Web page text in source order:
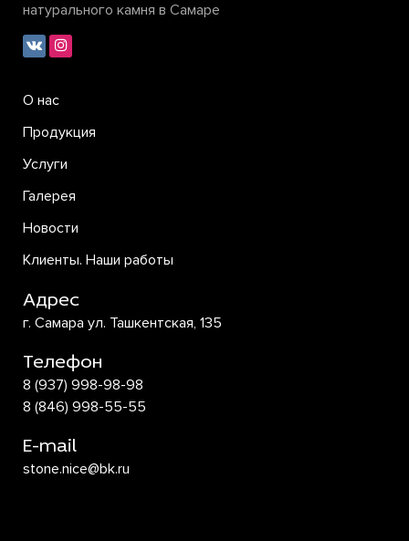
натурального камня в Самаре
О нас
Продукция
Услуги
Галерея
Новости
Клиенты. Наши работы
Адрес
г. Самара ул. Ташкентская, 135
Телефон
8 (937) 998-98-98
8 (846) 998-55-55
E-mail
stone.nice@bk.ru